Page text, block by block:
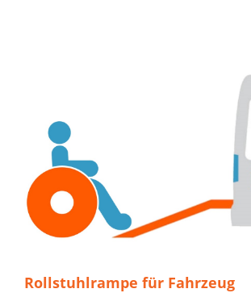
Rollstuhlrampe für Fahrzeug